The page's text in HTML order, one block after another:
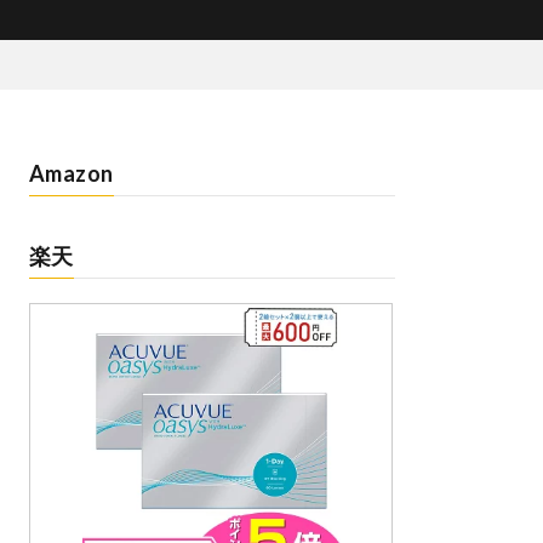
Amazon
楽天